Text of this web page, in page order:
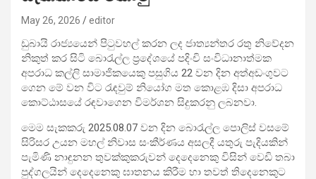
May 26, 2026 editor
ඩුබායි රාජ්‍යයෙන් පිටුවහල් කරන ලද ජාත්‍යන්තර රතු නිවේදන
නිකුත් කර සිටි බොරැල්ල ප්‍රදේශයේ පදිංචි සංවිධානාත්මක
අපරාධ කල්ලි සාමාජිකයෙකු පසුගිය 22 වන දින අත්අඩංගුවට
ගෙන මේ වන විට රැඳවුම් නියෝග මත කොළඹ දිසා අපරාධ
කොට්ඨාසයේ රඳවාගෙන විමර්ශන සිදුකරනු ලබනවා.
මෙම සැකකරු 2025.08.07 වන දින බොරැල්ල පොලිස් වසමේ
සිරිසර උයන මහල් නිවාස සංකීර්ණය අසලදී යතුරු පැදියකින්
පැමිණි නාඳුනන තුවක්කුකරුවන් දෙදෙනෙකු විසින් වෙඩි තබා
පුද්ගලයින් දෙදෙනෙකු ඝාතනය කිරීම හා තවත් තිදෙනෙකුට